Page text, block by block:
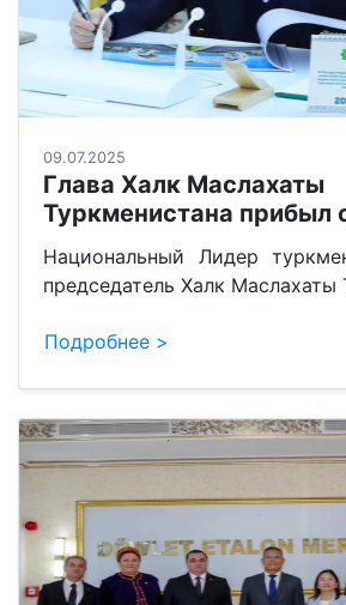
09.07.2025
Глава Халк Маслахаты
Туркменистана прибыл
Национальный Лидер
председатель Халк Маслахаты
Подробнее >